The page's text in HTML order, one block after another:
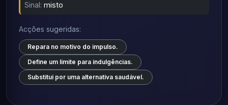
Sinal: misto
Acções sugeridas:
Repara no motivo do impulso.
Define um limite para indulgências.
Substitui por uma alternativa saudável.